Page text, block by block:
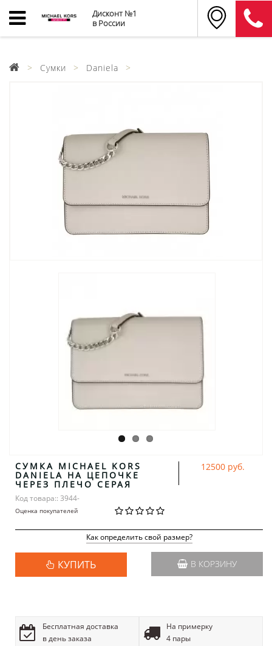
Дисконт №1
в России
Сумки Daniela
СУМКА MICHAEL KORS
DANIELA НА ЦЕПОЧКЕ
ЧЕРЕЗ ПЛЕЧО СЕРАЯ
Код товара:: 3944-
Оценка покупателей
12500 руб.
Как определить свой размер?
КУПИТЬ В КОРЗИНУ
Бесплатная доставка
в день заказа
На примерку
4 пары